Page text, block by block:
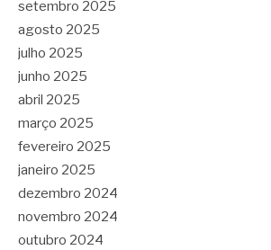
setembro 2025
agosto 2025
julho 2025
junho 2025
abril 2025
março 2025
fevereiro 2025
janeiro 2025
dezembro 2024
novembro 2024
outubro 2024